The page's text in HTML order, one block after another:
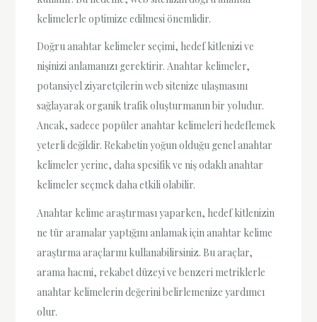
kelimelerle optimize edilmesi önemlidir.
Doğru anahtar kelimeler seçimi, hedef kitlenizi ve
nişinizi anlamanızı gerektirir. Anahtar kelimeler,
potansiyel ziyaretçilerin web sitenize ulaşmasını
sağlayarak organik trafik oluşturmanın bir yoludur.
Ancak, sadece popüler anahtar kelimeleri hedeflemek
yeterli değildir. Rekabetin yoğun olduğu genel anahtar
kelimeler yerine, daha spesifik ve niş odaklı anahtar
kelimeler seçmek daha etkili olabilir.
Anahtar kelime araştırması yaparken, hedef kitlenizin
ne tür aramalar yaptığını anlamak için anahtar kelime
araştırma araçlarını kullanabilirsiniz. Bu araçlar,
arama hacmi, rekabet düzeyi ve benzeri metriklerle
anahtar kelimelerin değerini belirlemenize yardımcı
olur.